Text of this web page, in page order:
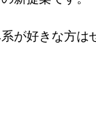
が好きな方は